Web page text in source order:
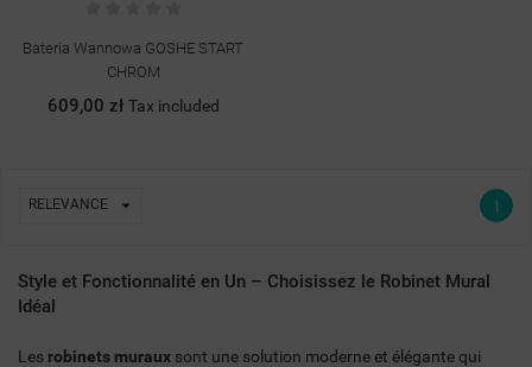
Bateria Wannowa GOSHE START
CHROM
609,00 zł Tax included
RELEVANCE  1
Style et Fonctionnalité en Un – Choisissez le Robinet Mural
Idéal
Les robinets muraux sont une solution moderne et élégante qui